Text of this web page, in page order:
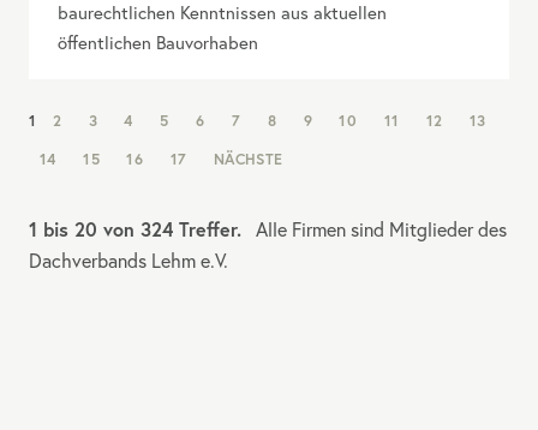
baurechtlichen Kenntnissen aus aktuellen
öffentlichen Bauvorhaben
NAV:
1 2 3 4 5 6 7 8 9 10 11 12
13
14
15 16 17 NÄCHSTE
1 bis 20 von 324 Treffer. Alle Firmen sind Mitglieder des
Dachverbands Lehm e.V.